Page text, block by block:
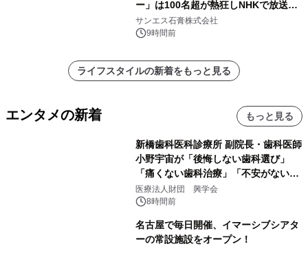
ー」は100名超が熱狂しNHKで放送さ
れました。
サンエス石膏株式会社
9時間前
ライフスタイルの新着をもっと見る
エンタメの新着 もっと見る
新橋歯科医科診療所 副院長・歯科医師
小野宇宙が「後悔しない歯科選び」
「痛くない歯科治療」「不安がない治
療計画」をテーマに専門監修
医療法人財団 興学会
8時間前
名古屋で毎日開催、イマーシブシアタ
ーの常設施設をオープン！